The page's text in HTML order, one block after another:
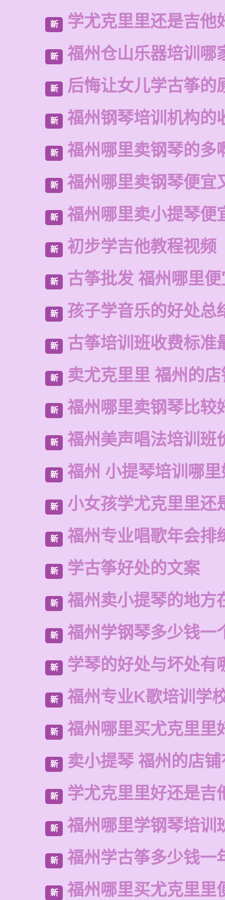
新 学尤克里里还是吉他
新 福州仓山乐器培训哪
新 后悔让女儿学古筝的
新 福州钢琴培训机构的
新 福州哪里卖钢琴的多
新 福州哪里卖钢琴便宜
新 福州哪里卖小提琴便
新 初步学吉他教程视频
新 古筝批发 福州哪里
新 孩子学音乐的好处总
新 古筝培训班收费标准
新 卖尤克里里 福州的
新 福州哪里卖钢琴比较
新 福州美声唱法培训班
新 福州 小提琴培训哪里
新 小女孩学尤克里里还
新 福州专业唱歌年会排
新 学古筝好处的文案
新 福州卖小提琴的地方
新 福州学钢琴多少钱一
新 学琴的好处与坏处有
新 福州专业K歌培训学
新 福州哪里买尤克里里
新 卖小提琴 福州的店
新 学尤克里里好还是吉
新 福州哪里学钢琴培训
新 福州学古筝多少钱一
新 福州哪里买尤克里里